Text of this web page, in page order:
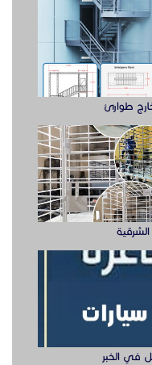
طوارئ
في الخبر